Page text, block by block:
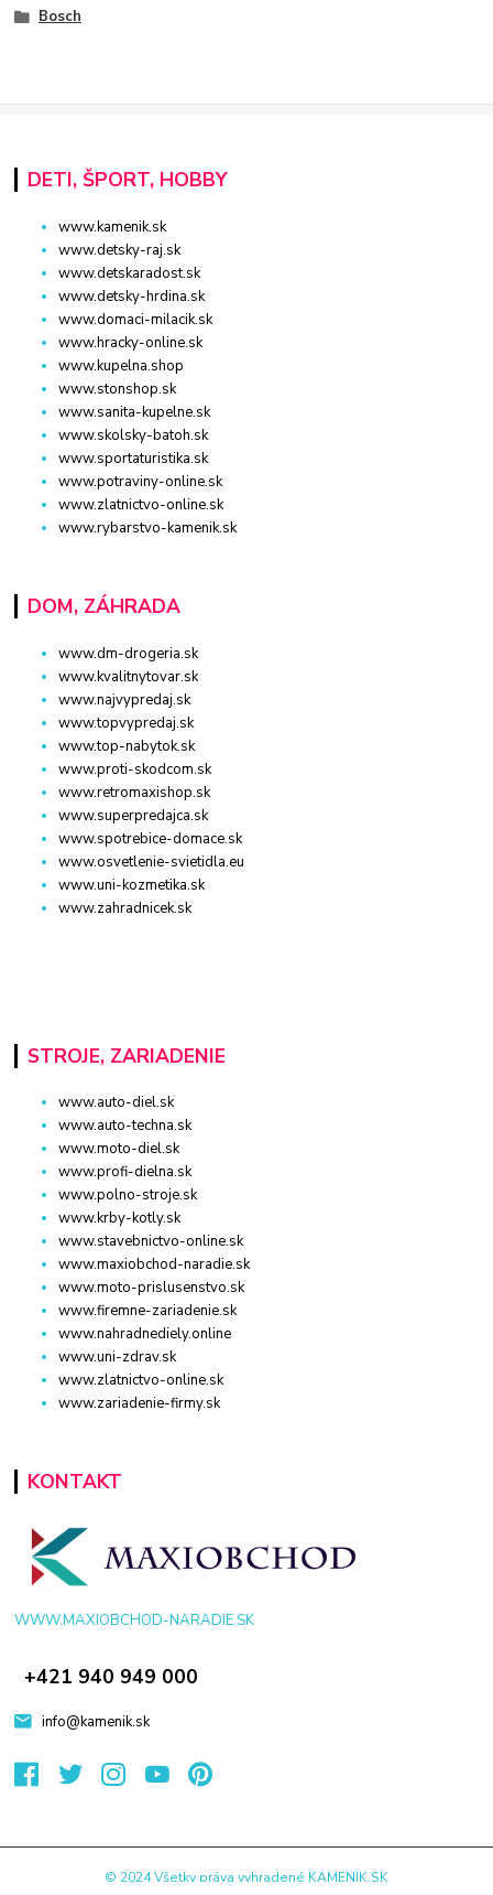
Bosch
DETI, ŠPORT, HOBBY
www.kamenik.sk
www.detsky-raj.sk
www.detskaradost.sk
www.detsky-hrdina.sk
www.domaci-milacik.sk
www.hracky-online.sk
www.kupelna.shop
www.stonshop.sk
www.sanita-kupelne.sk
www.skolsky-batoh.sk
www.sportaturistika.sk
www.potraviny-online.sk
www.zlatnictvo-online.sk
www.rybarstvo-kamenik.sk
DOM, ZÁHRADA
www.dm-drogeria.sk
www.kvalitnytovar.sk
www.najvypredaj.sk
www.topvypredaj.sk
www.top-nabytok.sk
www.proti-skodcom.sk
www.retromaxishop.sk
www.superpredajca.sk
www.spotrebice-domace.sk
www.osvetlenie-svietidla.eu
www.uni-kozmetika.sk
www.zahradnicek.sk
STROJE, ZARIADENIE
www.auto-diel.sk
www.auto-techna.sk
www.moto-diel.sk
www.profi-dielna.sk
www.polno-stroje.sk
www.krby-kotly.sk
www.stavebnictvo-online.sk
www.maxiobchod-naradie.sk
www.moto-prislusenstvo.sk
www.firemne-zariadenie.sk
www.nahradnediely.online
www.uni-zdrav.sk
www.zlatnictvo-online.sk
www.zariadenie-firmy.sk
KONTAKT
WWW.MAXIOBCHOD-NARADIE.SK
+421 940 949 000
info@kamenik.sk
© 2024 Všetky práva vyhradené KAMENIK.SK